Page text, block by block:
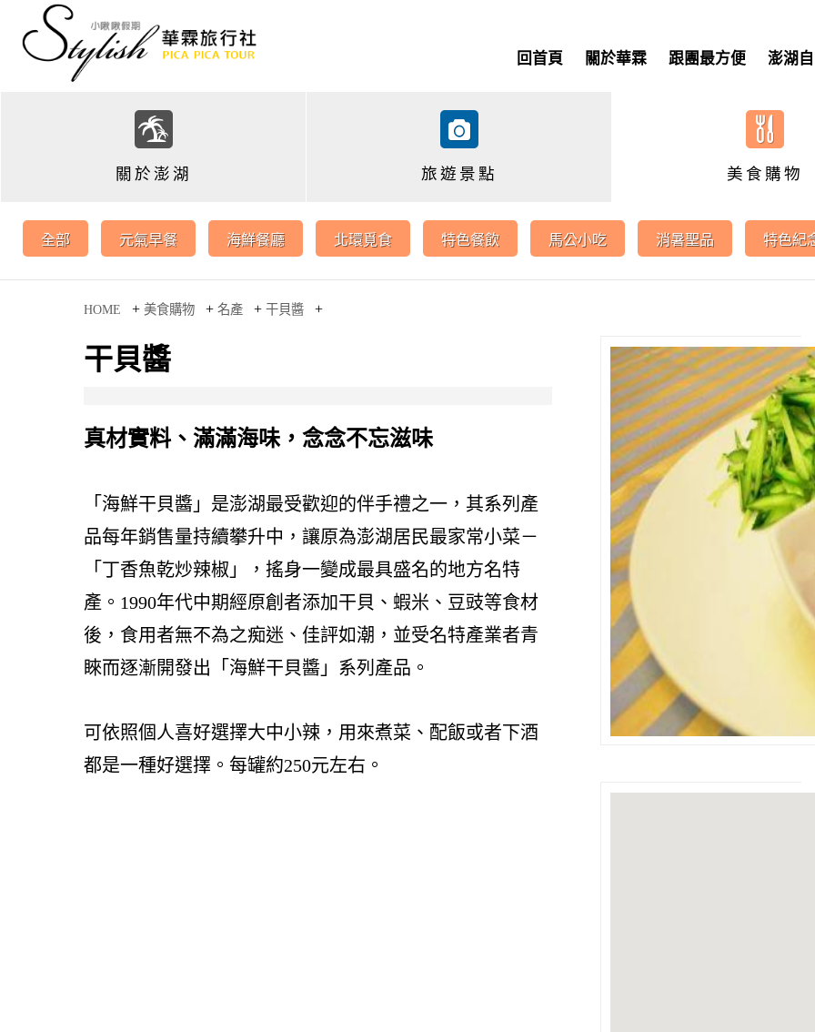
回首頁 關於華霖 跟團最方便 澎湖
關於澎湖 旅遊景點 美食購物
全部 元氣早餐 海鮮餐廳 北環覓食 特色餐飲 馬公小吃 消暑聖品 特色紀
HOME + 美食購物 + 名產 + 干貝醬 +
干貝醬
真材實料、滿滿海味，念念不忘滋味
「海鮮干貝醬」是澎湖最受歡迎的伴手禮之一，其系列產
品每年銷售量持續攀升中，讓原為澎湖居民最家常小菜－
「丁香魚乾炒辣椒」，搖身一變成最具盛名的地方名特
產。 1990年代中期經原創者添加干貝、蝦米、豆豉等食材
後，食用者無不為之痴迷、佳評如潮，並受名特產業者青
睞而逐漸開發出「海鮮干貝醬」系列產品。
可依照個人喜好選擇大中小辣，用來煮菜、配飯或者下酒
都是一種好選擇。每罐約250元左右。